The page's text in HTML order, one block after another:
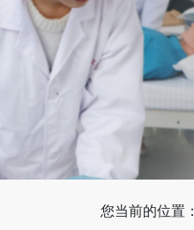
您当前的位置：